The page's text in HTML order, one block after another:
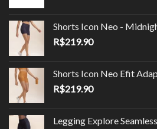
era:
é:
Shorts Icon Neo -
R$219.90
Shorts Icon Neo Efit
R$219.90
Legging Explore